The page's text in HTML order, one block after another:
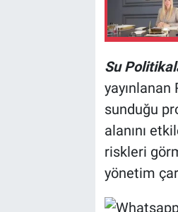
Su
yayınlanan
sunduğu
alanını
riskleri
yönetim